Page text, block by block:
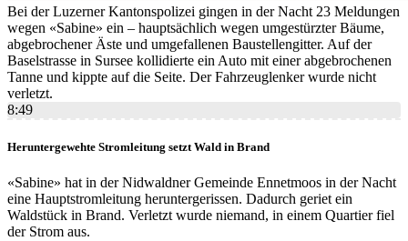
Bei der Luzerner Kantonspolizei gingen in der Nacht 23 Meldungen
wegen «Sabine» ein – hauptsächlich wegen umgestürzter Bäume,
abgebrochener Äste und umgefallenen Baustellengitter. Auf der
Baselstrasse in Sursee kollidierte ein Auto mit einer abgebrochenen
Tanne und kippte auf die Seite. Der Fahrzeuglenker wurde nicht
verletzt.
8:49
Heruntergewehte Stromleitung setzt Wald in Brand
«Sabine» hat in der Nidwaldner Gemeinde Ennetmoos in der Nacht
eine Hauptstromleitung heruntergerissen. Dadurch geriet ein
Waldstück in Brand. Verletzt wurde niemand, in einem Quartier fiel
der Strom aus.